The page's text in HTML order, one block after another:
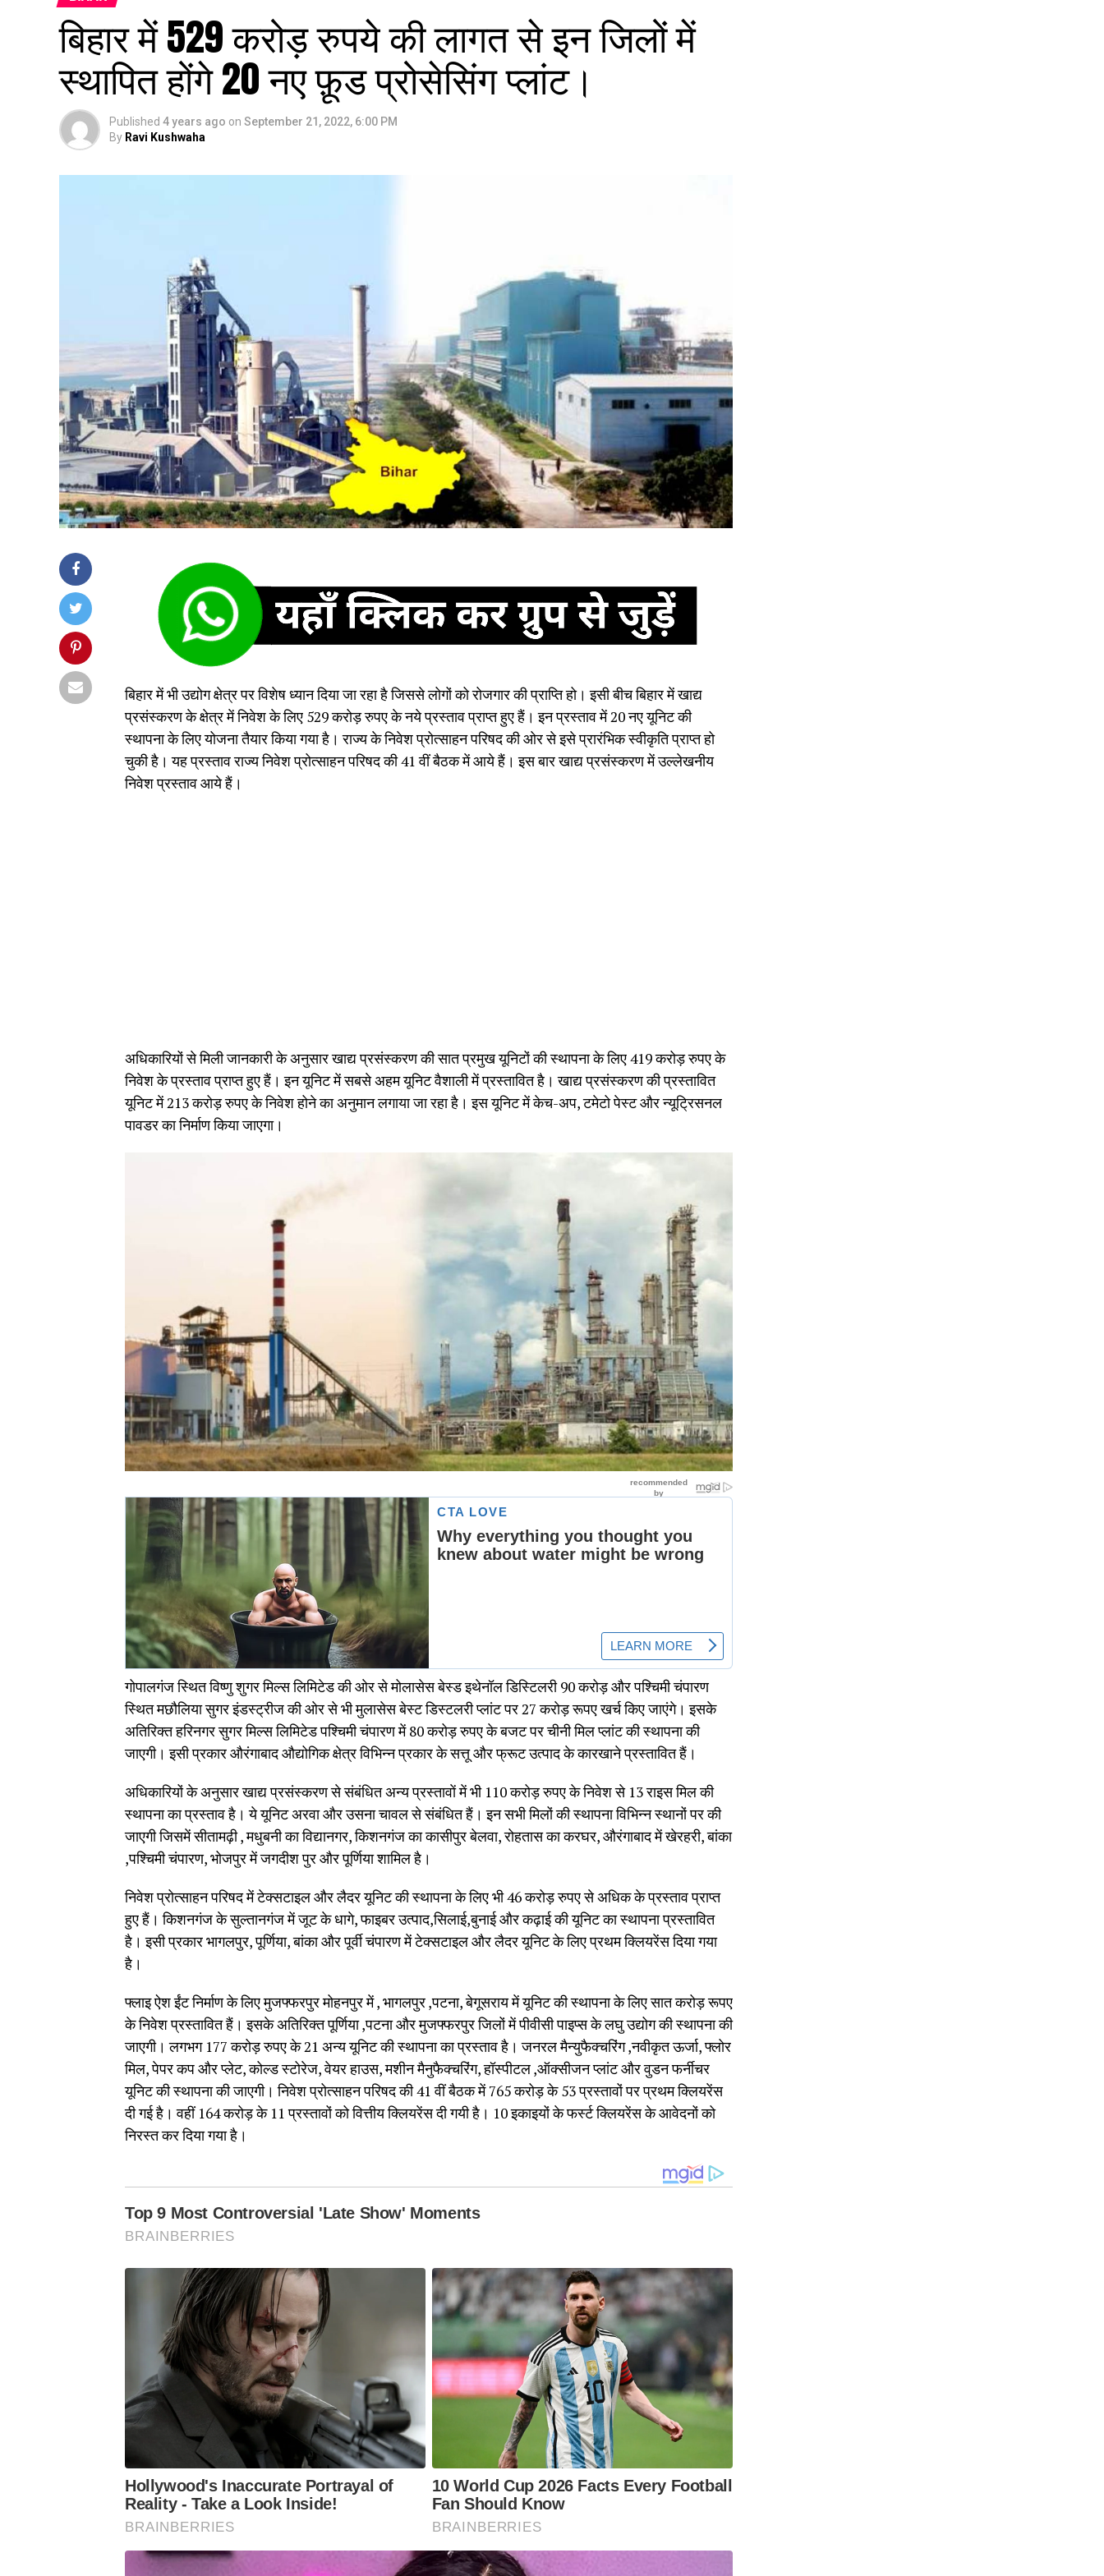
बिहार में 529 करोड़ रुपये की लागत से इन जिलों में
स्थापित होंगे 20 नए फ़ूड प्रोसेसिंग प्लांट।
Published 4 years ago on September 21, 2022, 6:00 PM
By Ravi Kushwaha
बिहार में भी उद्योग क्षेत्र पर विशेष ध्यान दिया जा रहा है जिससे लोगों को रोजगार की प्राप्ति हो। इसी बीच बिहार में खाद्य
प्रसंस्करण के क्षेत्र में निवेश के लिए 529 करोड़ रुपए के नये प्रस्ताव प्राप्त हुए हैं। इन प्रस्ताव में 20 नए यूनिट की
स्थापना के लिए योजना तैयार किया गया है। राज्य के निवेश प्रोत्साहन परिषद की ओर से इसे प्रारंभिक स्वीकृति प्राप्त हो
चुकी है। यह प्रस्ताव राज्य निवेश प्रोत्साहन परिषद की 41 वीं बैठक में आये हैं। इस बार खाद्य प्रसंस्करण में उल्लेखनीय
निवेश प्रस्ताव आये हैं।
अधिकारियों से मिली जानकारी के अनुसार खाद्य प्रसंस्करण की सात प्रमुख यूनिटों की स्थापना के लिए 419 करोड़ रुपए के
निवेश के प्रस्ताव प्राप्त हुए हैं। इन यूनिट में सबसे अहम यूनिट वैशाली में प्रस्तावित है। खाद्य प्रसंस्करण की प्रस्तावित
यूनिट में 213 करोड़ रुपए के निवेश होने का अनुमान लगाया जा रहा है। इस यूनिट में केच-अप, टमेटो पेस्ट और न्यूट्रिसनल
पावडर का निर्माण किया जाएगा।
गोपालगंज स्थित विष्णु शुगर मिल्स लिमिटेड की ओर से मोलासेस बेस्ड इथेनॉल डिस्टिलरी 90 करोड़ और पश्चिमी चंपारण
स्थित मछौलिया सुगर इंडस्ट्रीज की ओर से भी मुलासेस बेस्ट डिस्टलरी प्लांट पर 27 कराेड़ रूपए खर्च किए जाएंगे। इसके
अतिरिक्त हरिनगर सुगर मिल्स लिमिटेड पश्चिमी चंपारण में 80 करोड़ रुपए के बजट पर चीनी मिल प्लांट की स्थापना की
जाएगी। इसी प्रकार औरंगाबाद औद्योगिक क्षेत्र विभिन्न प्रकार के सत्तू और फ्रूट उत्पाद के कारखाने प्रस्तावित हैं।
अधिकारियों के अनुसार खाद्य प्रसंस्करण से संबंधित अन्य प्रस्तावाें में भी 110 करोड़ रुपए के निवेश से 13 राइस मिल की
स्थापना का प्रस्ताव है। ये यूनिट अरवा और उसना चावल से संबंधित हैं। इन सभी मिलों की स्थापना विभिन्न स्थानों पर की
जाएगी जिसमें सीतामढ़ी , मधुबनी का विद्यानगर, किशनगंज का कासीपुर बेलवा, रोहतास का करघर, औरंगाबाद में खेरहरी, बांका
,पश्चिमी चंपारण, भोजपुर में जगदीश पुर और पूर्णिया शामिल है।
निवेश प्रोत्साहन परिषद में टेक्सटाइल और लैदर यूनिट की स्थापना के लिए भी 46 करोड़ रुपए से अधिक के प्रस्ताव प्राप्त
हुए हैं। किशनगंज के सुल्तानगंज में जूट के धागे, फाइबर उत्पाद,सिलाई,बुनाई और कढ़ाई की यूनिट का स्थापना प्रस्तावित
है। इसी प्रकार भागलपुर, पूर्णिया, बांका और पूर्वी चंपारण में टेक्सटाइल और लैदर यूनिट के लिए प्रथम क्लियरेंस दिया गया
है।
फ्लाइ ऐश ईंट निर्माण के लिए मुजफ्फरपुर मोहनपुर में , भागलपुर ,पटना, बेगूसराय में यूनिट की स्थापना के लिए सात करोड़ रूपए
के निवेश प्रस्तावित हैं। इसके अतिरिक्त पूर्णिया ,पटना और मुजफ्फरपुर जिलों में पीवीसी पाइप्स के लघु उद्योग की स्थापना की
जाएगी। लगभग 177 करोड़ रुपए के 21 अन्य यूनिट की स्थापना का प्रस्ताव है। जनरल मैन्युफैक्चरिंग ,नवीकृत ऊर्जा, फ्लोर
मिल, पेपर कप और प्लेट, कोल्ड स्टोरेज, वेयर हाउस, मशीन मैनुफैक्चरिंग, हॉस्पीटल ,ऑक्सीजन प्लांट और वुडन फर्नीचर
यूनिट की स्थापना की जाएगी। निवेश प्रोत्साहन परिषद की 41 वीं बैठक में 765 करोड़ के 53 प्रस्तावों पर प्रथम क्लियरेंस
दी गई है। वहीं 164 करोड़ के 11 प्रस्तावों को वित्तीय क्लियरेंस दी गयी है। 10 इकाइयों के फर्स्ट क्लियरेंस के आवेदनों को
निरस्त कर दिया गया है।